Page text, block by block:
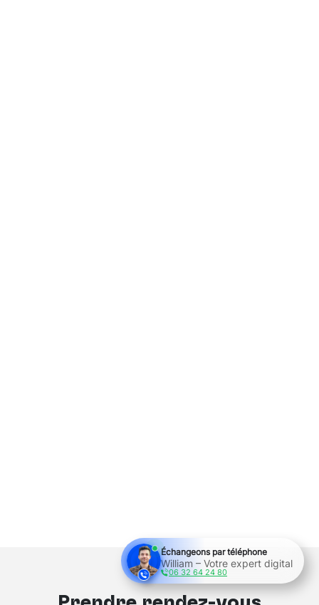
Échangeons par téléphone
William – Votre expert digital
06 32 64 24 80